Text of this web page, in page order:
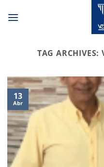
TAG ARCHIVES:
13
Abr